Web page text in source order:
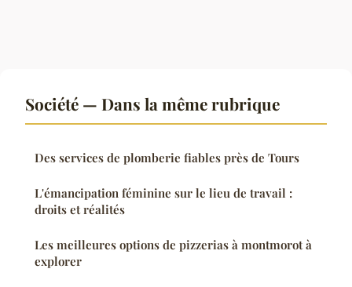
Société — Dans la même rubrique
Des services de plomberie fiables près de Tours
L'émancipation féminine sur le lieu de travail :
droits et réalités
Les meilleures options de pizzerias à montmorot à
explorer